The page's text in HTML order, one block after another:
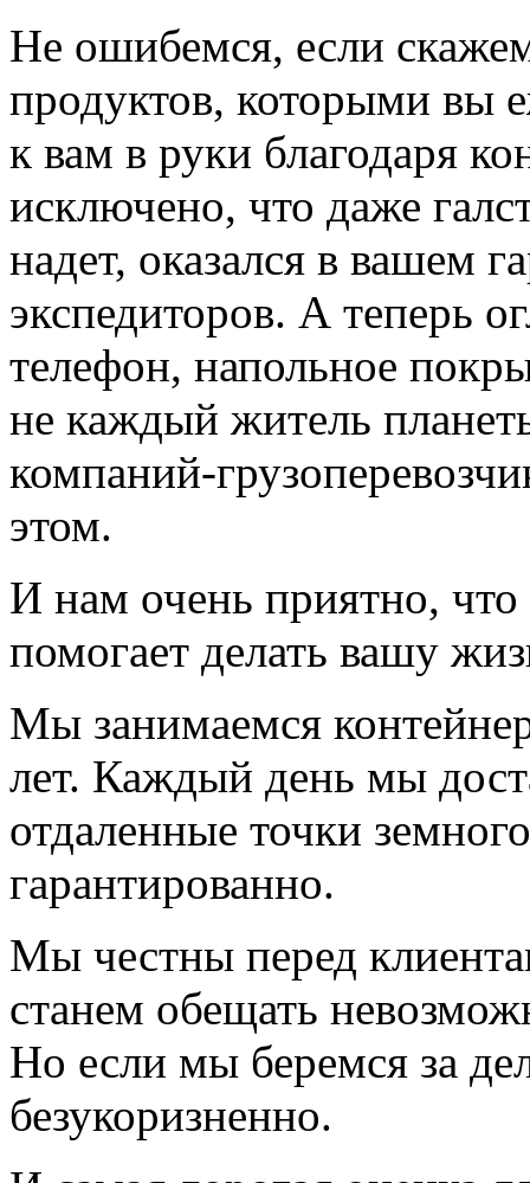
Не ошибемся, если
продуктов, которыми вы
к вам в руки благодаря
исключено, что даже
надет, оказался в вашем
экспедиторов. А теперь
телефон, напольное
не каждый житель
компаний-
этом.
И нам очень приятно,
помогает делать вашу
Мы занимаемся
лет. Каждый день мы
отдаленные точки
гарантированно.
Мы честны перед
станем обещать
Но если мы беремся за
безукоризненно.